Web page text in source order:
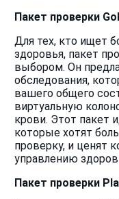
Пакет проверки
Для тех, кто ищет
здоровья, пакет
выбором. Он
обследования,
вашего общего
виртуальную
крови. Этот пакет
которые хотят
проверку, и ценят
управлению
Пакет проверки